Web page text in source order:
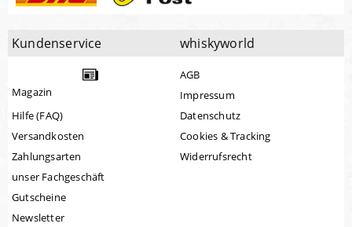
Kundenservice
Magazin
Hilfe (FAQ)
Versandkosten
Zahlungsarten
unser Fachgeschäft
Gutscheine
Newsletter
whiskyworld
AGB
Impressum
Datenschutz
Cookies & Tracking
Widerrufsrecht